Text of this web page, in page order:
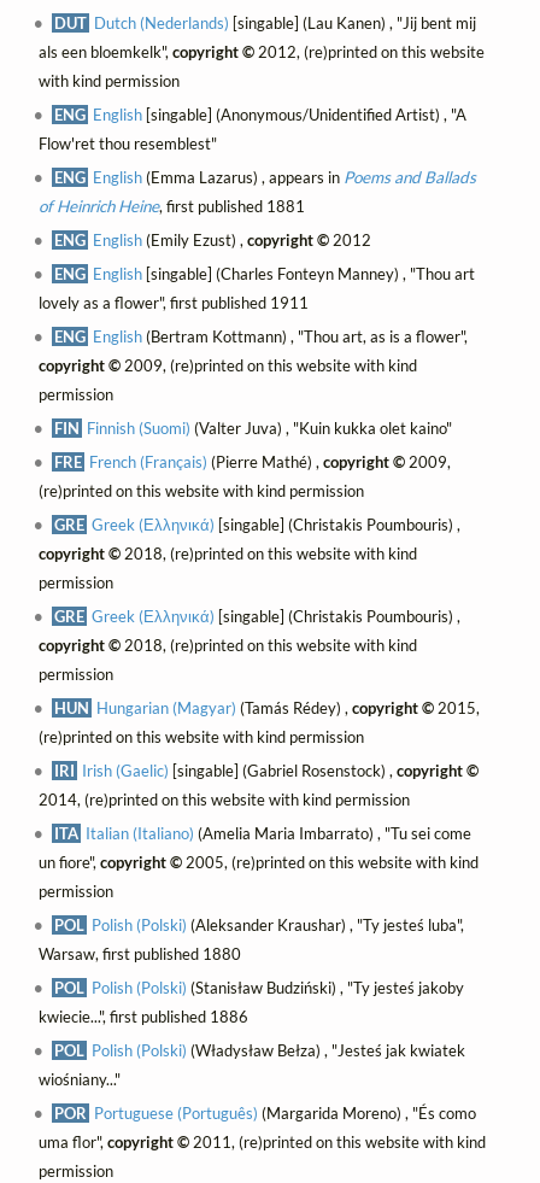
DUT Dutch (Nederlands) [singable] (Lau Kanen) , "Jij bent mij
als een bloemkelk", copyright ©2012, (re)printed on this website
with kind permission
ENG English [singable] (Anonymous/Unidentified Artist) , "A
Flow'ret thou resemblest"
ENG English(Emma Lazarus) , appears in Poems and Ballads
of Heinrich Heine, first published 1881
ENG English(Emily Ezust) ,copyright © 2012
ENG English [singable] (Charles Fonteyn Manney) , "Thou art
lovely as a flower", first published 1911
ENG English(Bertram Kottmann) , "Thou art, as is a flower",
copyright ©2009, (re)printed on this website with kind
permission
FIN Finnish (Suomi) (Valter Juva) , "Kuin kukka olet kaino"
FRE French (Français) (Pierre Mathé) ,copyright © 2009,
(re)printed on this website with kind permission
GRE Greek (Ελληνικά) [singable] (Christakis Poumbouris) ,
copyright ©2018, (re)printed on this website with kind
permission
GRE Greek (Ελληνικά) [singable] (Christakis Poumbouris) ,
copyright ©2018, (re)printed on this website with kind
permission
HUN Hungarian (Magyar) (Tamás Rédey) ,copyright © 2015,
(re)printed on this website with kind permission
IRI Irish (Gaelic) [singable] (Gabriel Rosenstock) ,copyright ©
2014, (re)printed on this website with kind permission
ITA Italian (Italiano) (Amelia Maria Imbarrato) , "Tu sei come
un fiore", copyright ©2005, (re)printed on this website with kind
permission
POL Polish (Polski) (Aleksander Kraushar) , "Ty jesteś luba",
Warsaw, first published 1880
POL Polish (Polski) (Stanisław Budziński) , "Ty jesteś jakoby
kwiecie...", first published 1886
POL Polish (Polski) (Władysław Bełza) , "Jesteś jak kwiatek
wiośniany..."
POR Portuguese (Português) (Margarida Moreno) , "És como
uma flor",copyright ©2011, (re)printed on this website with kind
permission